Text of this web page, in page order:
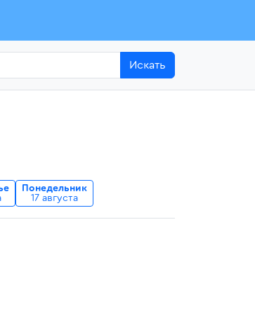
Искать
Понедельник
17 августа